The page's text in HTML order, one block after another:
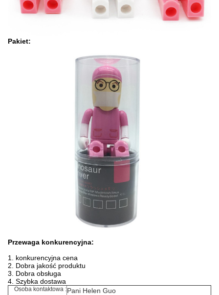
Pakiet:
Przewaga konkurencyjna:
1. konkurencyjna cena
2. Dobra jakość produktu
3. Dobra obsługa
4. Szybka dostawa
Osoba kontaktowa :Pani Helen Guo